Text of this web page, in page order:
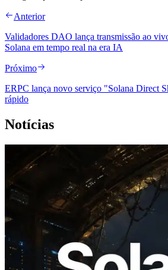
Anterior
Validadores DAO lança transmissão ao
Solana em tempo real na era IA
Próximo
ERPC lança novo serviço "Solana Direct
rápido
Notícias